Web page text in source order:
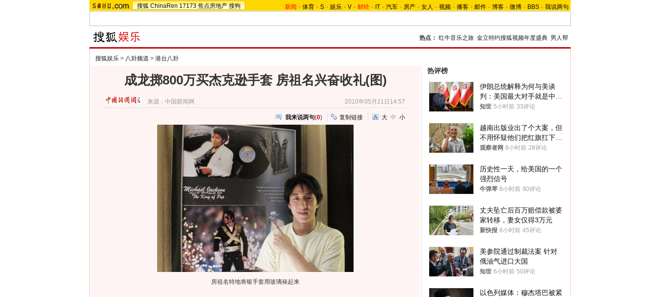
搜狐 ChinaRen 17173 焦点房地产 搜狗 新闻 - 体育 - S - 娱乐 - V - 财经 - IT - 汽车 - 房产 - 女人 - 视频 - 播客 - 邮件 - 博客 - 微博 - BBS - 我说两句
热点： 红牛音乐之旅 金立特约搜狐视频年度盛典 男人帮
搜狐娱乐 > 八卦频道 > 港台八卦
成龙掷800万买杰克逊手套 房祖名兴奋收礼(图)
来源： 中国新闻网 2010年05月21日14:57
我来说两句(0) 复制链接 大 中 小
房祖名特地将银手套用玻璃裱起来
热评榜
伊朗总统解释为何与美谈
判：美国最大对手就是中
国，但他们也在对话
知世 5小时前 33评论
越南出版业出了个大案，但
不用怀疑他们把红旗扛下去
的决心
观察者网 8小时前 28评论
历史性一天，给美国的一个
强烈信号
牛弹琴 8小时前 90评论
丈夫坠亡后百万赔偿款被婆
家转移，妻女仅得3万元
新快报 6小时前 45评论
美参院通过制裁法案 针对
俄油气进口大国
知世 6小时前 50评论
以色列媒体：穆杰塔巴被紧